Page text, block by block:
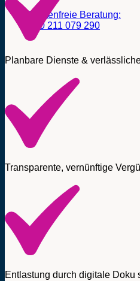
Kostenfreie Beratung:
040 211 079 290
Planbare Dienste &
Transparente, vernünftige
Entlastung durch digitale Doku